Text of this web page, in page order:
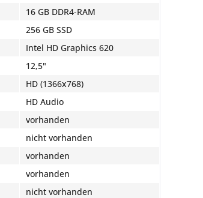
16 GB DDR4-RAM
256 GB SSD
Intel HD Graphics 620
12,5"
HD (1366x768)
HD Audio
vorhanden
nicht vorhanden
vorhanden
vorhanden
nicht vorhanden